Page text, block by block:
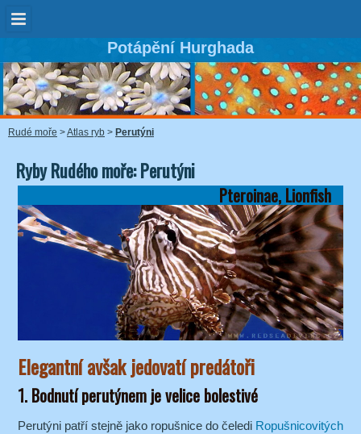
Potápění Hurghada
Rudé moře >Atlas ryb > Perutýni
Ryby Rudého moře: Perutýni
Pteroinae, Lionfish
Elegantní avšak jedovatí predátoři
1. Bodnutí perutýnem je velice bolestivé
Perutýni patří stejně jako ropušnice do čeledi Ropušnicovitých